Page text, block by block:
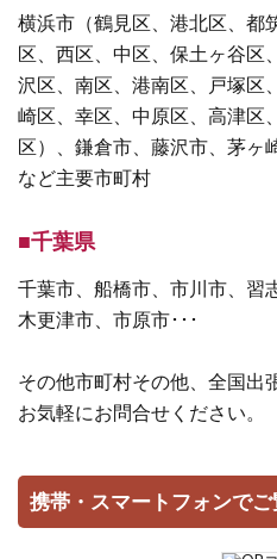
横浜市（鶴見区、港北区、都
区、西区、中区、保土ヶ谷区
沢区、南区、港南区、戸塚区
崎区、幸区、中原区、高津区
区）、鎌倉市、藤沢市、茅ヶ
など主要市町村
■千葉県
千葉市、船橋市、市川市、習
木更津市、市原市･･･
その他市町村その他、全国出
お気軽にお問合せください。
携帯・スマートフォンで